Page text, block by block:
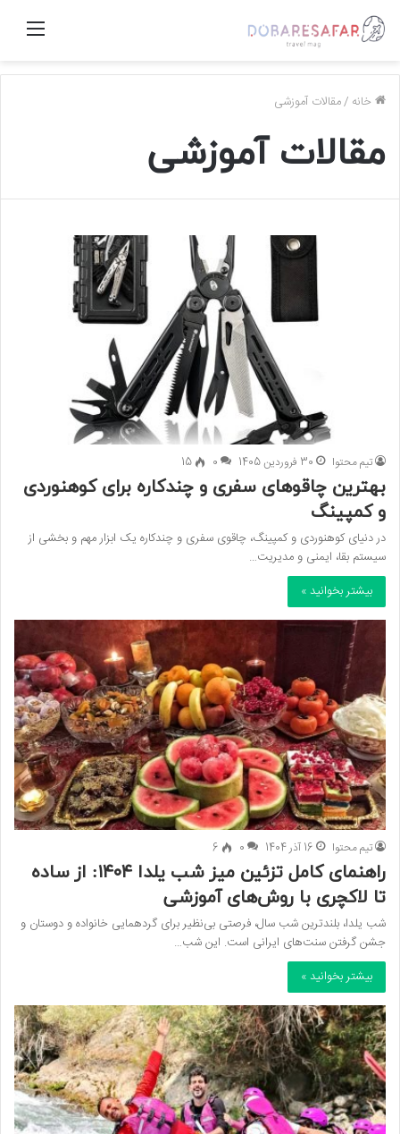
منو
خانه /مقالات آموزشی
مقالات آموزشی
تیم محتوا 30 فروردین 1405 0
15
بهترین چاقوهای سفری و چندکاره برای کوهنوردی
و کمپینگ
در دنیای کوهنوردی و کمپینگ، چاقوی سفری و چندکاره یک ابزار مهم و بخشی از
سیستم بقا، ایمنی و مدیریت…
بیشتر بخوانید »
تیم محتوا 16 آذر 1404 0
6
راهنمای کامل تزئین میز شب یلدا ۱۴۰۴: از ساده
تا لاکچری با روش‌های آموزشی
شب یلدا، بلندترین شب سال، فرصتی بی‌نظیر برای گردهمایی خانواده و دوستان و
جشن گرفتن سنت‌های ایرانی است. این شب…
بیشتر بخوانید »